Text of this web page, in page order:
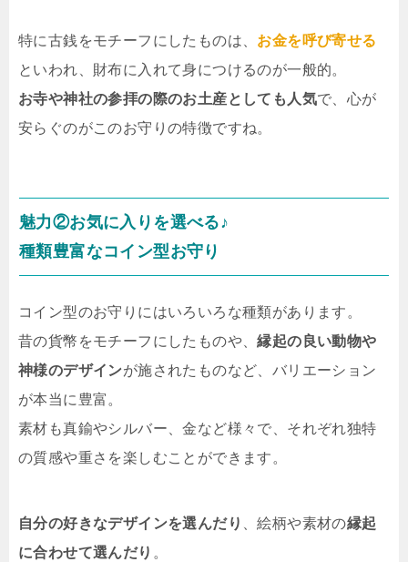
特に古銭をモチーフにしたものは、 お金を呼び寄せる
といわれ、財布に入れて身につけるのが一般的。
お寺や神社の参拝の際のお土産としても人気で、心が
安らぐのがこのお守りの特徴ですね。
魅力②お気に入りを選べる♪
種類豊富なコイン型お守り
コイン型のお守りにはいろいろな種類があります。
昔の貨幣をモチーフにしたものや、縁起の良い動物や
神様のデザインが施されたものなど、バリエーション
が本当に豊富。
素材も真鍮やシルバー、金など様々で、それぞれ独特
の質感や重さを楽しむことができます。
自分の好きなデザインを選んだり 、絵柄や素材の縁起
に合わせて選んだり 。